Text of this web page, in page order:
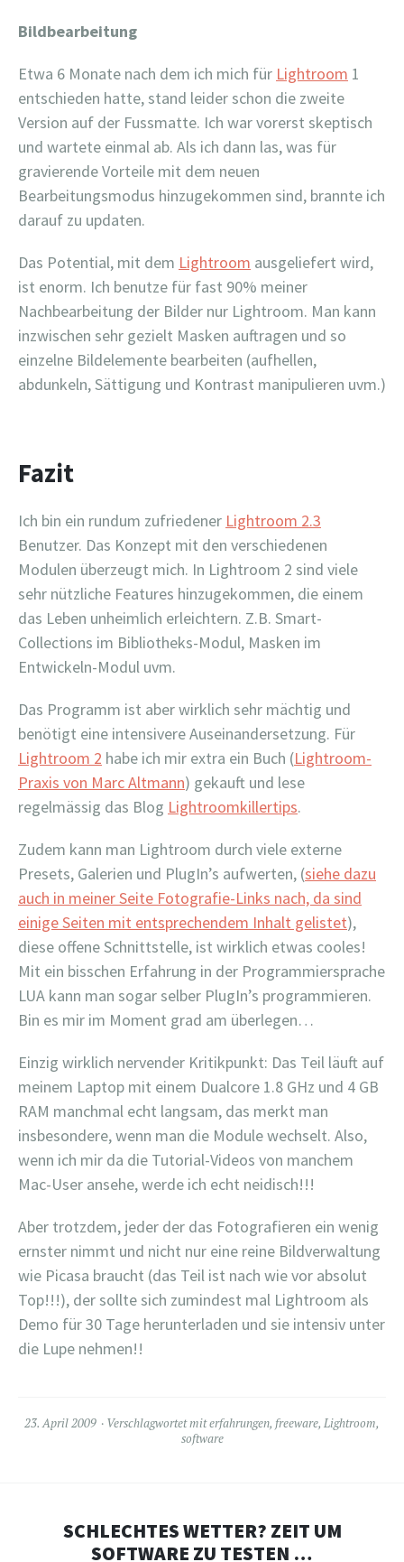
Bildbearbeitung
Etwa 6 Monate nach dem ich mich für Lightroom 1
entschieden hatte, stand leider schon die zweite
Version auf der Fussmatte. Ich war vorerst skeptisch
und wartete einmal ab. Als ich dann las, was für
gravierende Vorteile mit dem neuen
Bearbeitungsmodus hinzugekommen sind, brannte ich
darauf zu updaten.
Das Potential, mit dem Lightroom ausgeliefert wird,
ist enorm. Ich benutze für fast 90% meiner
Nachbearbeitung der Bilder nur Lightroom. Man kann
inzwischen sehr gezielt Masken auftragen und so
einzelne Bildelemente bearbeiten (aufhellen,
abdunkeln, Sättigung und Kontrast manipulieren uvm.)
Fazit
Ich bin ein rundum zufriedener Lightroom 2.3
Benutzer. Das Konzept mit den verschiedenen
Modulen überzeugt mich. In Lightroom 2 sind viele
sehr nützliche Features hinzugekommen, die einem
das Leben unheimlich erleichtern. Z.B. Smart-
Collections im Bibliotheks-Modul, Masken im
Entwickeln-Modul uvm.
Das Programm ist aber wirklich sehr mächtig und
benötigt eine intensivere Auseinandersetzung. Für
Lightroom 2 habe ich mir extra ein Buch (Lightroom-
Praxis von Marc Altmann) gekauft und lese
regelmässig das Blog Lightroomkillertips.
Zudem kann man Lightroom durch viele externe
Presets, Galerien und PlugIn’s aufwerten, (siehe dazu
auch in meiner Seite Fotografie-Links nach, da sind
einige Seiten mit entsprechendem Inhalt gelistet),
diese offene Schnittstelle, ist wirklich etwas cooles!
Mit ein bisschen Erfahrung in der Programmiersprache
LUA kann man sogar selber PlugIn’s programmieren.
Bin es mir im Moment grad am überlegen…
Einzig wirklich nervender Kritikpunkt: Das Teil läuft auf
meinem Laptop mit einem Dualcore 1.8 GHz und 4 GB
RAM manchmal echt langsam, das merkt man
insbesondere, wenn man die Module wechselt. Also,
wenn ich mir da die Tutorial-Videos von manchem
Mac-User ansehe, werde ich echt neidisch!!!
Aber trotzdem, jeder der das Fotografieren ein wenig
ernster nimmt und nicht nur eine reine Bildverwaltung
wie Picasa braucht (das Teil ist nach wie vor absolut
Top!!!), der sollte sich zumindest mal Lightroom als
Demo für 30 Tage herunterladen und sie intensiv unter
die Lupe nehmen!!
23. April 2009 Verschlagwortet miterfahrungen, freeware, Lightroom,
software
SCHLECHTES WETTER? ZEIT UM
SOFTWARE ZU TESTEN …